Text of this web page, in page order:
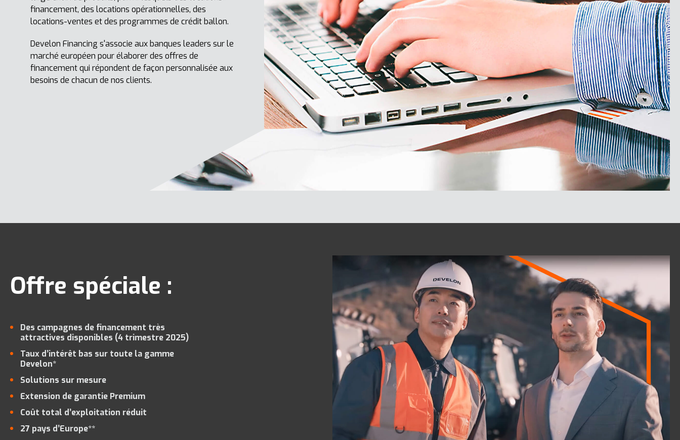
financement, des locations opérationnelles, des
locations-ventes et des programmes de crédit ballon.
Develon Financing s'associe aux banques leaders sur le
marché européen pour élaborer des offres de
financement qui répondent de façon personnalisée aux
besoins de chacun de nos clients.
Offre spéciale :
Des campagnes de financement très
attractives disponibles (4 trimestre 2025)
Taux d’intérêt bas sur toute la gamme
Develon*
Solutions sur mesure
Extension de garantie Premium
Coût total d’exploitation réduit
27 pays d’Europe**